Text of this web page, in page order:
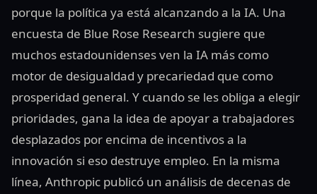
porque la política ya está alcanzando a la IA. Una
encuesta de Blue Rose Research sugiere que
muchos estadounidenses ven la IA más como
motor de desigualdad y precariedad que como
prosperidad general. Y cuando se les obliga a elegir
prioridades, gana la idea de apoyar a trabajadores
desplazados por encima de incentivos a la
innovación si eso destruye empleo. En la misma
línea, Anthropic publicó un análisis de decenas de